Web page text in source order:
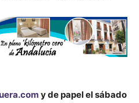
y de papel el sábado